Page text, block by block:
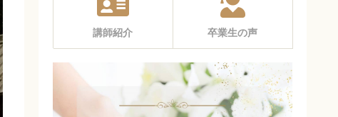
講師紹介 卒業生の声